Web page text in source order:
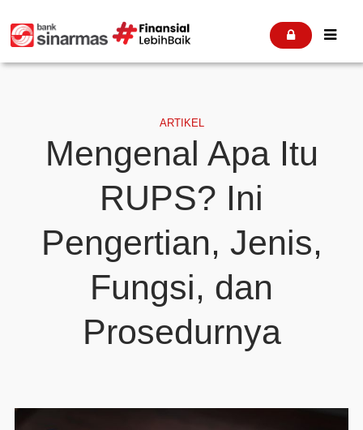
 
ARTIKEL
Mengenal Apa Itu
RUPS? Ini
Pengertian, Jenis,
Fungsi, dan
Prosedurnya